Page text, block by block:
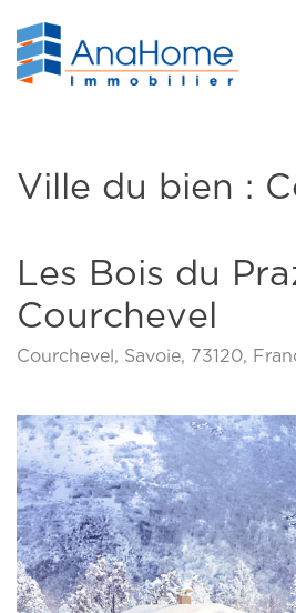
Ville du bien :
Les Bois du
Courchevel
Courchevel, Savoie, 73120,